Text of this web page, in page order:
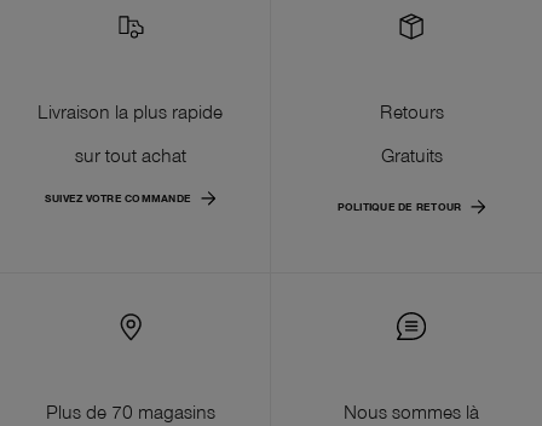
Livraison la plus rapide
sur tout achat
SUIVEZ VOTRE COMMANDE
Retours
Gratuits
POLITIQUE DE RETOUR
Plus de 70 magasins
Nous sommes là